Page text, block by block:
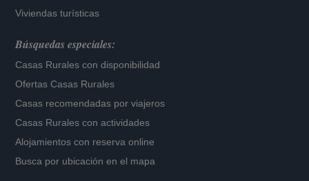
Viviendas turísticas
Búsquedas especiales:
Casas Rurales con disponibilidad
Ofertas Casas Rurales
Casas recomendadas por viajeros
Casas Rurales con actividades
Alojamientos con reserva online
Busca por ubicación en el mapa